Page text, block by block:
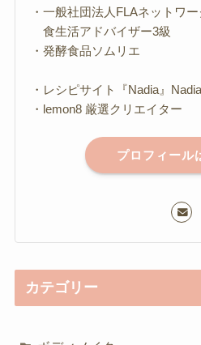
・一般社団法人FLAネットワ
食生活アドバイザー3級
・発酵食品ソムリエ
・レシピサイト『Nadia』
・lemon8 厳選クリエイター
プロフィール
カテゴリー